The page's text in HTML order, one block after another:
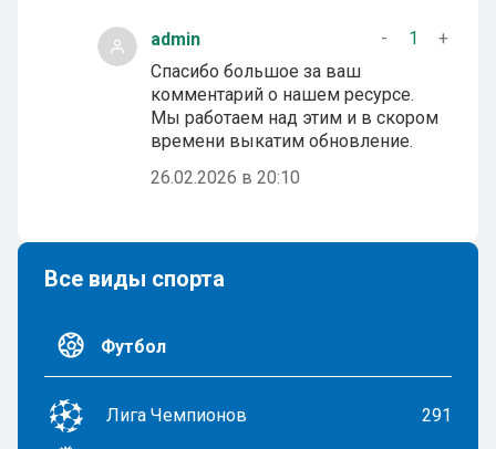
admin - 1
+
Спасибо большое за ваш
комментарий о нашем ресурсе.
Мы работаем над этим и в скором
времени выкатим обновление.
26.02.2026 в 20:10
Все виды спорта
Футбол
Лига Чемпионов 291